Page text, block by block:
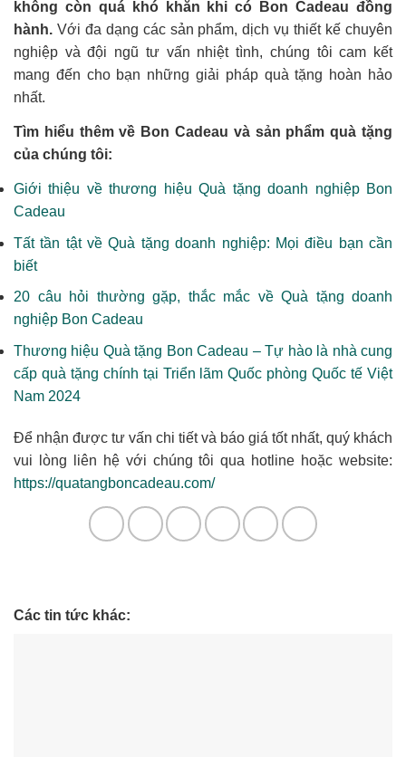
không còn quá khó khăn khi có Bon Cadeau đồng
hành. Với đa dạng các sản phẩm, dịch vụ thiết kế chuyên
nghiệp và đội ngũ tư vấn nhiệt tình, chúng tôi cam kết
mang đến cho bạn những giải pháp quà tặng hoàn hảo
nhất.
Tìm hiểu thêm về Bon Cadeau và sản phẩm quà tặng
của chúng tôi:
Giới thiệu về thương hiệu Quà tặng doanh nghiệp Bon
Cadeau
Tất tần tật về Quà tặng doanh nghiệp: Mọi điều bạn cần
biết
20 câu hỏi thường gặp, thắc mắc về Quà tặng doanh
nghiệp Bon Cadeau
Thương hiệu Quà tặng Bon Cadeau – Tự hào là nhà cung
cấp quà tặng chính tại Triển lãm Quốc phòng Quốc tế Việt
Nam 2024
Để nhận được tư vấn chi tiết và báo giá tốt nhất, quý khách
vui lòng liên hệ với chúng tôi qua hotline hoặc website:
https://quatangboncadeau.com/
Các tin tức khác: